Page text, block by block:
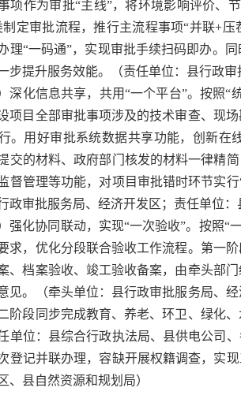
项作为审批“主线”，将环境影响评价、
制定审批流程，推行主流程事项“并联+
理“一码通”，实现审批手续扫码即办。
步提升服务效能。（责任单位：县行政
）深化信息共享，共用“一个平台”。按照
项目全部审批事项涉及的技术审查、现
。用好审批系统数据共享功能，创新在
交的材料、政府部门核发的材料一律精
督管理等功能，对项目审批错时环节实
政审批服务局、经济开发区；责任单位
）强化协同联动，实现“一次验收”。按照
求，优化分段联合验收工作流程。第一
、档案验收、竣工验收备案，由牵头部
见。（牵头单位：县行政审批服务局、
阶段同步完成教育、养老、环卫、绿化
单位：县综合行政执法局、县供电公司
登记并联办理，容缺开展权籍调查，实
、县自然资源和规划局）